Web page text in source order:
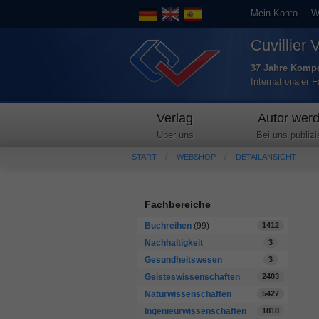
Mein Konto
Cuvillier
37 Jahre
Internationaler
Verlag
Über uns
Autor
Bei uns
START WEBSHOP DETAILANSICHT
Fachbereiche
Buchreihen (99) 1412
Nachhaltigkeit 3
Gesundheitswesen 3
Geisteswissenschaften 2403
Naturwissenschaften 5427
Ingenieurwissenschaften 1818